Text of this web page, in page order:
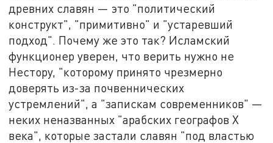
древних славян — это "политический
конструкт", "примитивно" и "устаревший
подход". Почему же это так? Исламский
функционер уверен, что верить нужно не
Нестору, "которому принято чрезмерно
доверять из-за почвеннических
устремлений", а "запискам современников" —
неких неназванных "арабских географов X
века", которые застали славян "под властью